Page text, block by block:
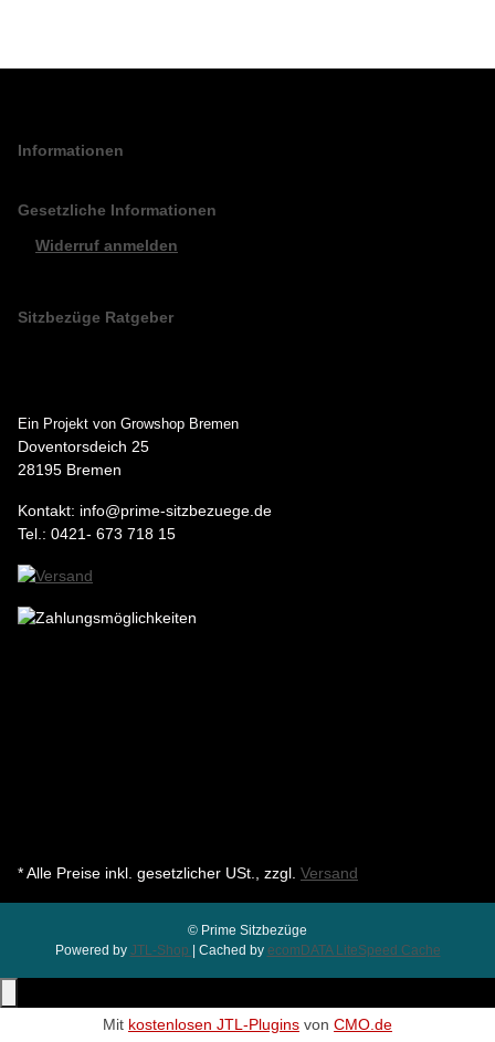
Informationen
Gesetzliche Informationen
Widerruf anmelden
Sitzbezüge Ratgeber
Ein Projekt von Growshop Bremen
Doventorsdeich 25
28195 Bremen
Kontakt: info@prime-sitzbezuege.de
Tel.: 0421- 673 718 15
* Alle Preise inkl. gesetzlicher USt., zzgl. Versand
© Prime Sitzbezüge
Powered by JTL-Shop | Cached by ecomDATA LiteSpeed Cache
Mit kostenlosen JTL-Plugins von CMO.de